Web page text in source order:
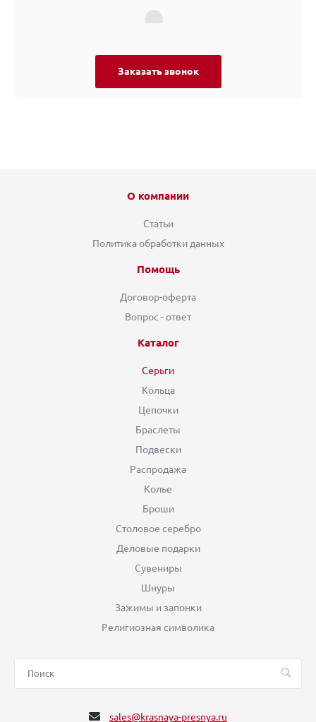
Заказать звонок
О компании
Статьи
Политика обработки данных
Помощь
Договор-оферта
Вопрос - ответ
Каталог
Серьги
Кольца
Цепочки
Браслеты
Подвески
Распродажа
Колье
Броши
Столовое серебро
Деловые подарки
Сувениры
Шнуры
Зажимы и запонки
Религиозная символика
sales@krasnaya-presnya.ru